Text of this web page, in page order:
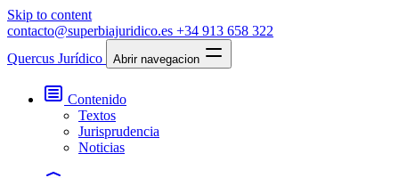
Skip to content
contacto@superbiajuridico.es +34 913 658 322
Quercus Jurídico
Abrir navegacion
Contenido
Textos
Jurisprudencia
Noticias